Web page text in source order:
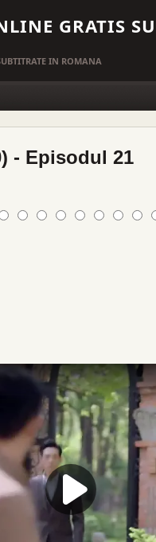
GRATIS
IN ROMANA
- Episodul 21